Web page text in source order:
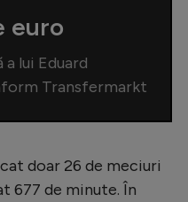
euro
lui Eduard
Transfermarkt
doar 26 de meciuri
677 de minute. În